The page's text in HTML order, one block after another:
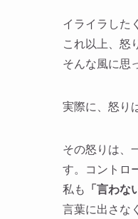
イライラした
これ以上、怒
そんな風に思
実際に、怒り
その怒りは、
す。コントロ
私も
「言わな
言葉に出さな